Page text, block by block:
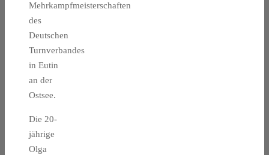
Mehrkampfmeisterschaften
des
Deutschen
Turnverbandes
in Eutin
an der
Ostsee.
Die 20-
jährige
Olga